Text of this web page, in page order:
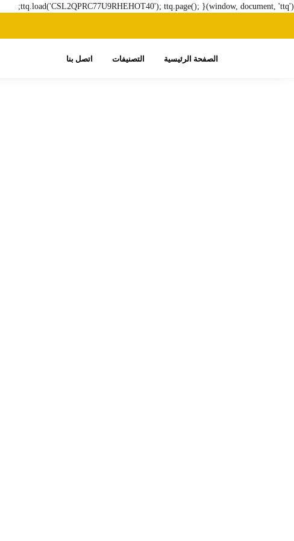
ttq.load('CSL2QPRC77U9RHEHOT40'); ttq.page(); }(window, document, 'ttq');
الصفحة الرئيسية التصنيفات اتصل بنا